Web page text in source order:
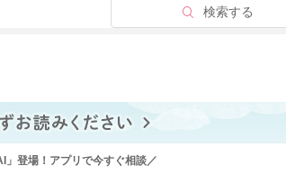
検索する
る
」登場！アプリで今すぐ相談／